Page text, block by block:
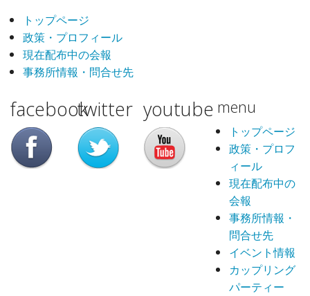
トップページ
政策・プロフィール
現在配布中の会報
事務所情報・問合せ先
facebooktwitter youtube menu
トップページ
政策・プロフ
ィール
現在配布中の
会報
事務所情報・
問合せ先
イベント情報
カップリング
パーティー